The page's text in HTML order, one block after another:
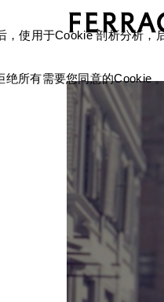
使用于Cookie 剖析分析
绝所有需要您同意的Cookie